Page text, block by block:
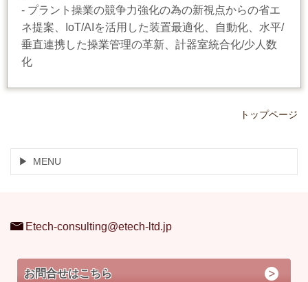
- プラント操業の競争力強化の為の新視点からの省エ
ネ提案、IoT/AIを活用した装置最適化、自動化、水平/
垂直連携した操業管理の革新、計器室統合化/少人数
化
トップページ
MENU
Etech-consulting@etech-ltd.jp
お問合せはこちら